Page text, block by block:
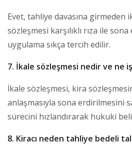
Evet, tahliye davasına girmeden
sözleşmesi karşılıklı rıza ile
uygulama sıkça tercih edilir.
7. İkale sözleşmesi nedir ve ne
İkale sözleşmesi, kira
anlaşmasıyla sona erdirilmesini
sürecini hızlandırarak hukuki
8. Kiracı neden tahliye bedeli